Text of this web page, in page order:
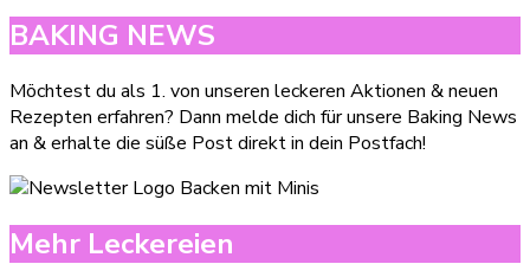
BAKING NEWS
Möchtest du als 1. von unseren leckeren Aktionen & neuen
Rezepten erfahren? Dann melde dich für unsere Baking News
an & erhalte die süße Post direkt in dein Postfach!
Mehr Leckereien